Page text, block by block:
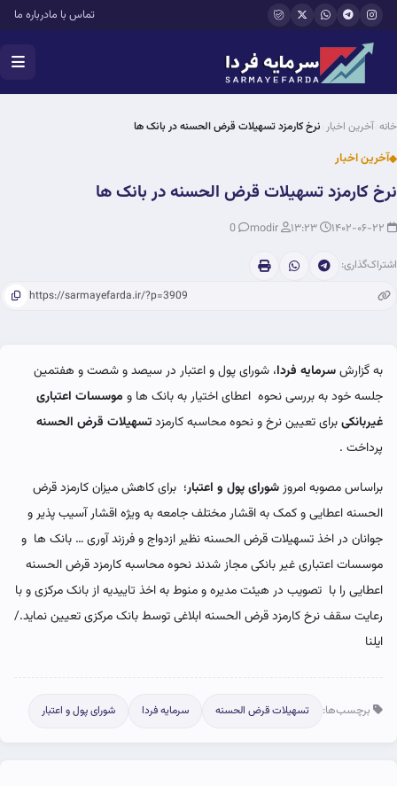
رفتن به محتوای اصلی تماس با مادرباره ما
خانه آخرین اخبار نرخ کارمزد تسهیلات قرض الحسنه در بانک ها
آخرین اخبار
نرخ کارمزد تسهیلات قرض الحسنه در بانک ها
اشتراک‌گذاری:
به گزارشسرمایه فردا، شورای پول و اعتبار در سیصد و شصت و هفتمین
جلسه خود به بررسی نحوه اعطای اختیار به بانک ها و موسسات اعتباری
غیربانکیبرای تعیین نرخ و نحوه محاسبه کارمزدتسهیلات قرض الحسنه
پرداخت .
براساس مصوبه امروزشورای پول و اعتبار؛ برای کاهش میزان کارمزد قرض
الحسنه اعطایی و کمک به اقشار مختلف جامعه به ویژه اقشار آسیب پذیر و
جوانان در اخذ تسهیلات قرض الحسنه نظیر ازدواج و فرزند آوری … بانک ها و
موسسات اعتباری غیر بانکی مجاز شدند نحوه محاسبه کارمزد قرض الحسنه
اعطایی را با تصویب در هیئت مدیره و منوط به اخذ تاییدیه از بانک مرکزی و با
رعایت سقف نرخ کارمزد قرض الحسنه ابلاغی توسط بانک مرکزی تعیین نماید./
ایلنا
برچسب‌ها: تسهیلات قرض الحسنه سرمایه فردا شورای پول و اعتبار